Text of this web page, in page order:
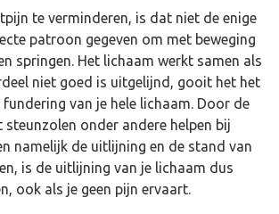
te verminderen, is dat niet de enige
patroon gegeven om met beweging
springen. Het lichaam werkt samen als
niet goed is uitgelijnd, gooit het het
van je hele lichaam. Door de
onder andere helpen bij
namelijk de uitlijning en de stand van
is de uitlijning van je lichaam dus
ook als je geen pijn ervaart.